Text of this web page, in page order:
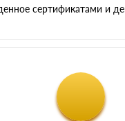
сертификатами и